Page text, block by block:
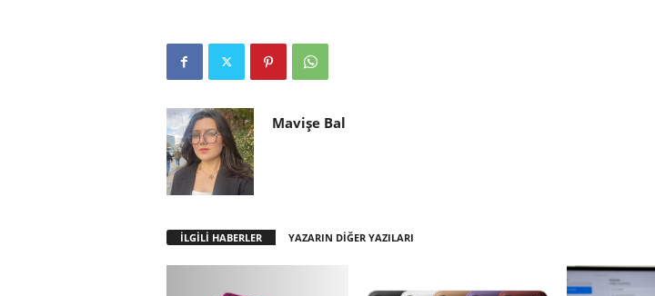
Mavişe Bal
İLGİLİ HABERLER YAZARIN DİĞER YAZILARI